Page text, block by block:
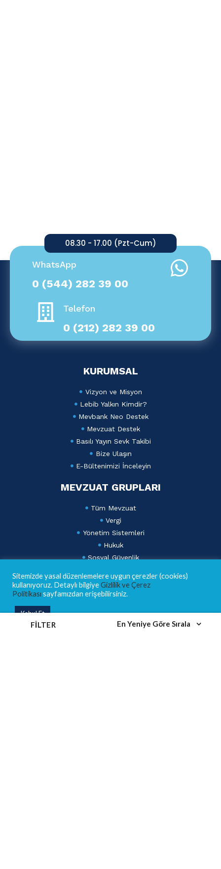
08.30 - 17.00 (Pzt-Cum)
WhatsApp
0 (544) 282 39 00
Telefon
0 (212) 282 39 00
KURUMSAL
Vizyon ve Misyon
Lebib Yalkın Kimdir?
Mevbank Neo Destek
Mevzuat Destek
Basılı Yayın Sevk Takibi
Bize Ulaşın
E-Bültenimizi İnceleyin
MEVZUAT GRUPLARI
Tüm Mevzuat
Vergi
Yönetim Sistemleri
Hukuk
Sosyal Güvenlik
Dış Ticaret ve Gümrük
Lebib Yalkın Mevzuat Dergisi
AKADEMİ
Sitemizde yasal düzenlemelere uygun çerezler (cookies)
kullanıyoruz. Detaylı bilgiyeGizlilik ve Çerez
Politikası sayfamızdan erişebilirsiniz.
Kabul Et
FILTER En Yeniye Göre Sırala